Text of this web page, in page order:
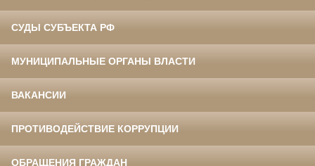
СУДЫ СУБЪЕКТА РФ
МУНИЦИПАЛЬНЫЕ ОРГАНЫ ВЛАСТИ
ВАКАНСИИ
ПРОТИВОДЕЙСТВИЕ КОРРУПЦИИ
ОБРАЩЕНИЯ ГРАЖДАН